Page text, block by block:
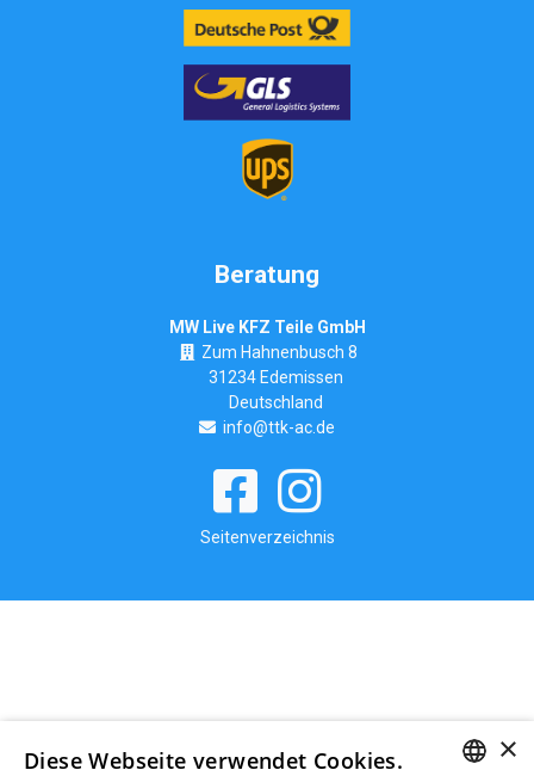
Beratung
MW Live KFZ Teile GmbH
Zum Hahnenbusch 8
31234 Edemissen
Deutschland
info@ttk-ac.de
Seitenverzeichnis
×
Diese Webseite verwendet Cookies.